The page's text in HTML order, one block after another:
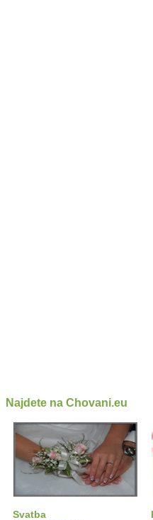
Najdete na Chovani.eu
Svatba